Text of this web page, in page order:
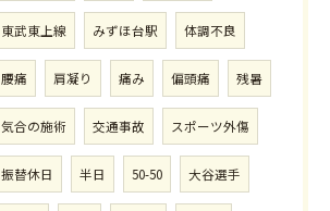
東武東上線 みずほ台駅 体調不良
腰痛 肩凝り 痛み 偏頭痛 残暑
気合の施術 交通事故 スポーツ外傷
振替休日 半日 50-50 大谷選手